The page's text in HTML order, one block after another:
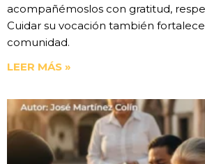
acompañémoslos con gratitud,
Cuidar su vocación también
comunidad.
LEER MÁS »